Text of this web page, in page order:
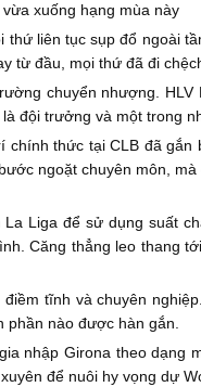
xuống hạng mùa này
liên tục sụp đổ ngoài
từ đầu, mọi thứ đã đi
chuyển nhượng.
đội trưởng và một trong
thức tại CLB đã
ngoặt chuyên môn,
Liga để sử dụng suất
Căng thẳng leo thang
tĩnh và chuyên
phần nào được hàn gắn.
nhập Girona theo
để nuôi hy vọng dự